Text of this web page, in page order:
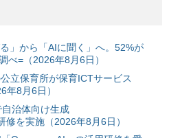
」から「AIに聞く」へ。52%が
べ=（2026年8月6日）
立保育所が保育ICTサービス
年8月6日）
治体向け生成
を実施（2026年8月6日）